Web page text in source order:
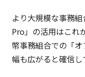
より大規模な事務
Pro」の活用はこれ
幣事務組合での「
幅も広がると確信し